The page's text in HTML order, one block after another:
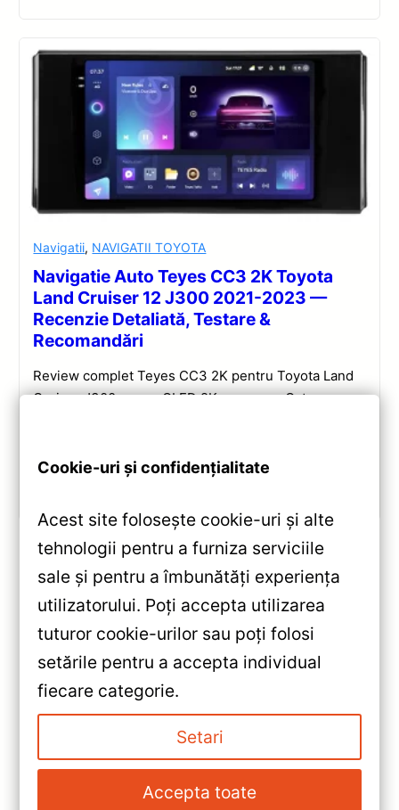
Navigatii, NAVIGATII TOYOTA
Navigatie Auto Teyes CC3 2K Toyota
Land Cruiser 12 J300 2021-2023 —
Recenzie Detaliată, Testare &
Recomandări
Review complet Teyes CC3 2K pentru Toyota Land
Cruiser J300: ecran QLED 2K, procesor Octa-core
«Navigație Auto MOSS M2
pentru Honda Civic 8 (2005-
2012) – Android 10, 4+64GB,
Ecran 9″ IPS, Octa-core 1.6GHz,
Bluetooth 5.1 și DSP Avansat
Navigație Auto MOSS M2
pentru SsangYong Tivoli 2015-
2019 – Android 10, 4G,
Bluetooth 5.1 și DSP Avansat
Cookie-uri și confidențialitate
Acest site folosește cookie-uri și alte
tehnologii pentru a furniza serviciile
sale și pentru a îmbunătăți experiența
utilizatorului. Poți accepta utilizarea
tuturor cookie-urilor sau poți folosi
setările pentru a accepta individual
fiecare categorie.
Setari
Accepta toate